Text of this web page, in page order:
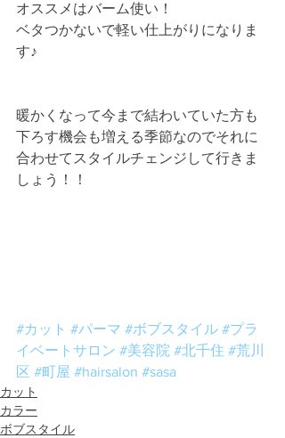
オススメはバーム使い！
ベタつかないで軽い仕上がりになりま
す♪
暖かくなって今まで結わいていた方も
下ろす機会も増える季節なのでそれに
合わせてスタイルチェンジして行きま
しょう！！
#カット #パーマ #ボブスタイル #プラ
イベートサロン #美容院 #北千住 #荒川
区 #町屋 #hairsalon #sasa
カット
カラー
ボブスタイル